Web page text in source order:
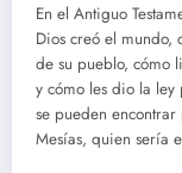
En el Antiguo
Dios creó el
de su pueblo, cómo
y cómo les dio la
se pueden
Mesías, quien sería